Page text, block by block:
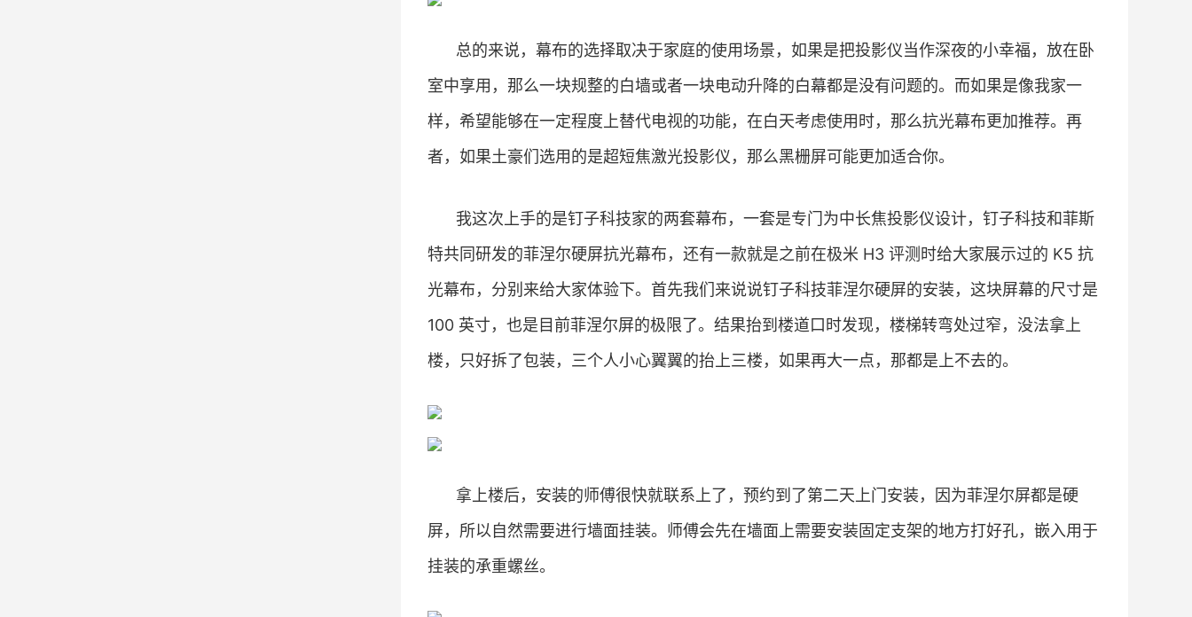
总的来说，幕布的选择取决于家庭的使用场景，如果是把投影仪当作深夜的小幸福，放在卧
室中享用，那么一块规整的白墙或者一块电动升降的白幕都是没有问题的。而如果是像我家一
样，希望能够在一定程度上替代电视的功能，在白天考虑使用时，那么抗光幕布更加推荐。再
者，如果土豪们选用的是超短焦激光投影仪，那么黑栅屏可能更加适合你。
我这次上手的是钉子科技家的两套幕布，一套是专门为中长焦投影仪设计，钉子科技和菲斯
特共同研发的菲涅尔硬屏抗光幕布，还有一款就是之前在极米 H3 评测时给大家展示过的 K5 抗
光幕布，分别来给大家体验下。首先我们来说说钉子科技菲涅尔硬屏的安装，这块屏幕的尺寸是
100 英寸，也是目前菲涅尔屏的极限了。结果抬到楼道口时发现，楼梯转弯处过窄，没法拿上
楼，只好拆了包装，三个人小心翼翼的抬上三楼，如果再大一点，那都是上不去的。
拿上楼后，安装的师傅很快就联系上了，预约到了第二天上门安装，因为菲涅尔屏都是硬
屏，所以自然需要进行墙面挂装。师傅会先在墙面上需要安装固定支架的地方打好孔，嵌入用于
挂装的承重螺丝。